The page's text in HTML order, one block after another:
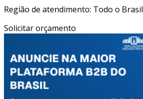
Região de atendimento: Todo o Brasil
Solicitar orçamento